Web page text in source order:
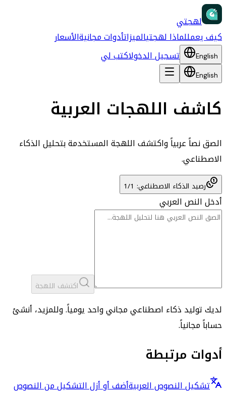
لهجتي
كيف يعمللماذا لهجتيالميزاتأدوات مجانيةالأسعار
English تسجيل الدخولاكتب لي
English
كاشف اللهجات العربية
الصق نصاً عربياً واكتشف اللهجة المستخدمة بتحليل الذكاء
الاصطناعي.
رصيد الذكاء الاصطناعي: 1/1
أدخل النص العربي
اكتشف اللهجة
لديك توليد ذكاء اصطناعي مجاني واحد يومياً. وللمزيد، أنشئ
حساباً مجانياً.
أدوات مرتبطة
تشكيل النصوص العربيةأضف أو أزل التشكيل من النصوص